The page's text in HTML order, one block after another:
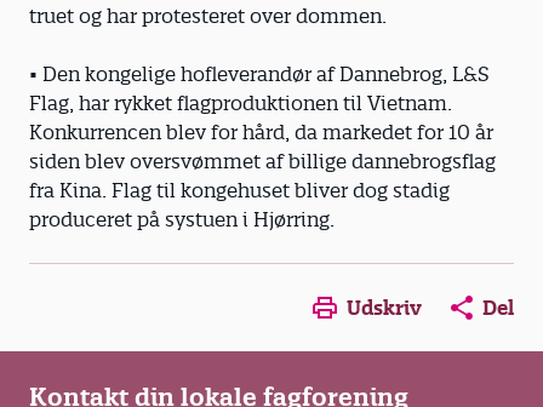
truet og har protesteret over dommen.
• Den kongelige hofleverandør af Dannebrog, L&S
Flag, har rykket flagproduktionen til Vietnam.
Konkurrencen blev for hård, da markedet for 10 år
siden blev oversvømmet af billige dannebrogsflag
fra Kina. Flag til kongehuset bliver dog stadig
produceret på systuen i Hjørring.
Opens in a new window
Opens in a new
Opens in
Udskriv Del
Kontakt din lokale fagforening